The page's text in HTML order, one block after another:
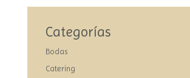
Categorías
Bodas
Catering